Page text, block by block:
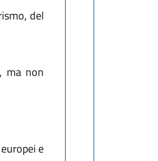
del
ma non
e